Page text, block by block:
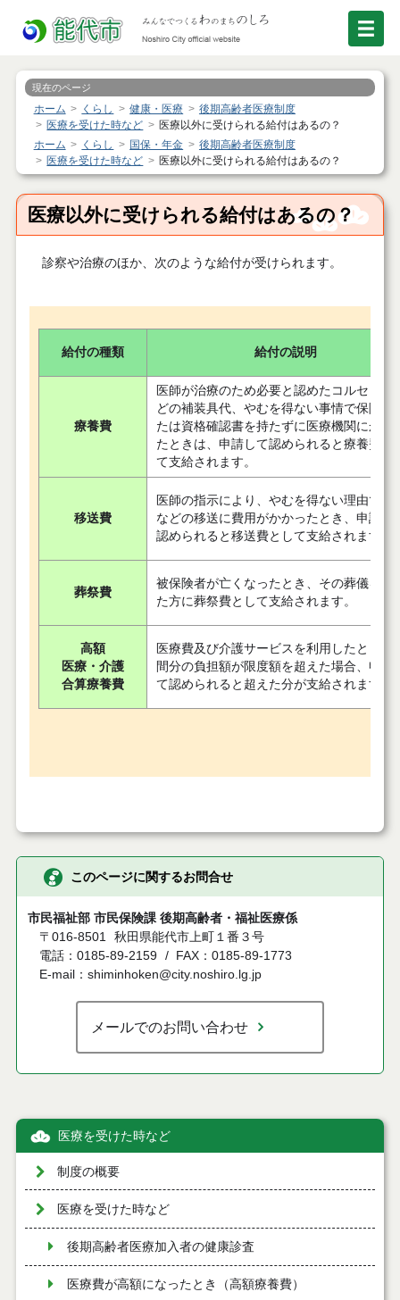
現在のページ
ホーム くらし 健康・医療
後期高齢者医療制度
医療を受けた時など
医療以外に受けられる給付はあるの？
ホーム
くらし 国保・年金
後期高齢者医療制度
医療を受けた時など
医療以外に受けられる給付はあるの？
医療以外に受けられる給付はあるの？
診察や治療のほか、次のような給付が受けられます。
給付の種類 給付の説明
療養費
医師が治療のため必要と認めたコルセット
どの補装具代、やむを得ない事情で保険証
たは資格確認書を持たずに医療機関にかか
たときは、申請して認められると療養費と
て支給されます。
移送費
医師の指示により、やむを得ない理由で転
などの移送に費用がかかったとき、申請し
認められると移送費として支給されます。
葬祭費
被保険者が亡くなったとき、その葬儀を行
た方に葬祭費として支給されます。
高額
医療・介護
合算療養費
医療費及び介護サービスを利用したときの
間分の負担額が限度額を超えた場合、申請
て認められると超えた分が支給されます。
このページに関するお問合せ
市民福祉部 市民保険課 後期高齢者・福祉医療係
〒016-8501 秋田県能代市上町１番３号
電話：0185-89-2159
FAX：0185-89-1773
E-mail：shiminhoken@city.noshiro.lg.jp
メールでのお問い合わせ
医療を受けた時など
制度の概要
医療を受けた時など
後期高齢者医療加入者の健康診査
医療費が高額になったとき（高額療養費）